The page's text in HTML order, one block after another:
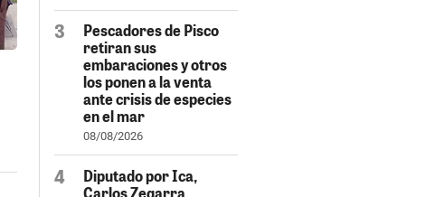
Pescadores de Pisco
retiran sus
embaraciones y otros
los ponen a la venta
ante crisis de especies
en el mar
08/08/2026
Diputado por Ica,
Carlos Zegarra